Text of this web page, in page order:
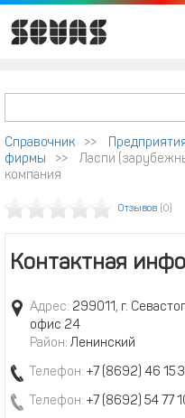
Справочник >>
фирмы
>>
Ласпи
компания
Отзывов (0)
Контактная
Адрес: 299011, г.
офис 24
Район: Ленинский
Телефон: +7 (8692) 46 15
Телефон: +7 (8692) 54 77